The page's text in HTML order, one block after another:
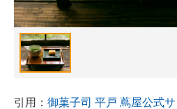
ビジネスと働き方のヒント
AI活用のいまが分かる
企業ITのトレンドを詳説
経営リーダーのコミュニティ
引用： 御菓子司 平戸 蔦屋公式サ